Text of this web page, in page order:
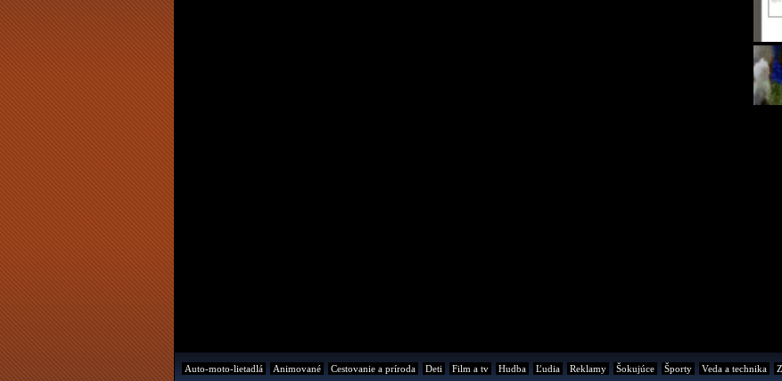
Auto-moto-lietadlá Animované Cestovanie a príroda Deti Film a tv Hudba Ľudia Reklamy Šokujúce Športy Veda a technika